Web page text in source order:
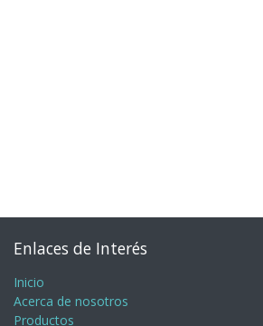
Enlaces de Interés
Inicio
Acerca de nosotros
Productos